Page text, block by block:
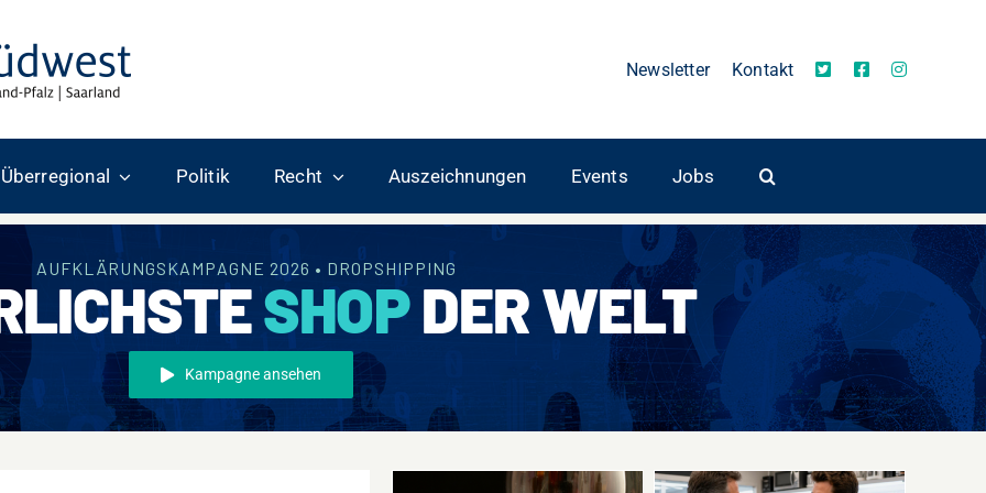
Newsletter Kontakt
Überregional Politik Recht Auszeichnungen Events Jobs
AUFKLÄRUNGSKAMPAGNE 2026 • DROPSHIPPING
SHOPDER WELT
Kampagne ansehen